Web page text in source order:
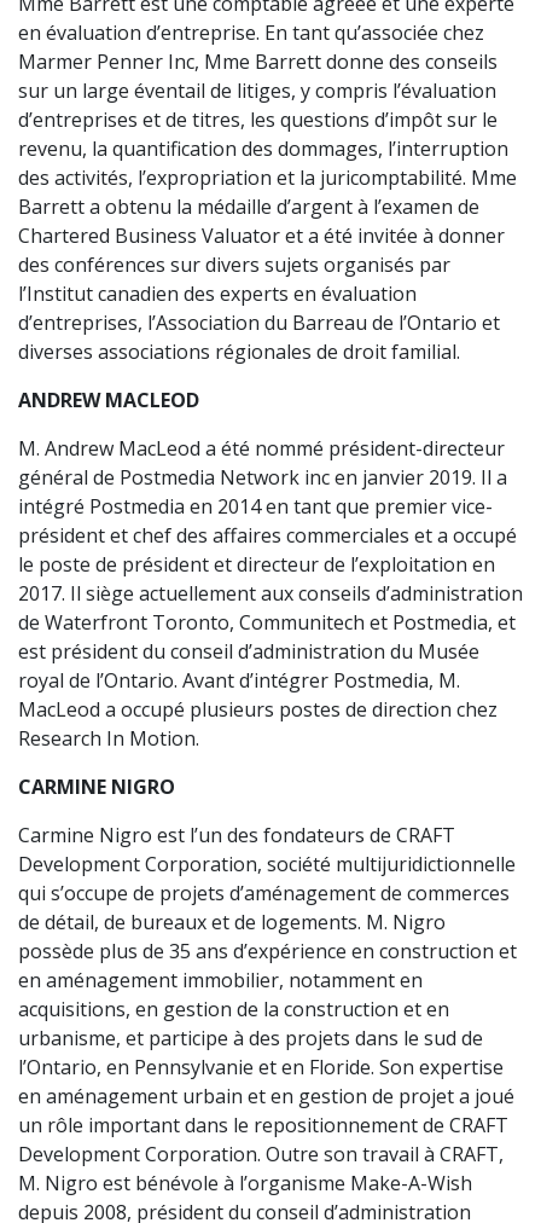
en évaluation d’entreprise. En tant qu’associée chez
Marmer Penner Inc, Mme Barrett donne des conseils
sur un large éventail de litiges, y compris l’évaluation
d’entreprises et de titres, les questions d’impôt sur le
revenu, la quantification des dommages, l’interruption
des activités, l’expropriation et la juricomptabilité. Mme
Barrett a obtenu la médaille d’argent à l’examen de
Chartered Business Valuator et a été invitée à donner
des conférences sur divers sujets organisés par
l’Institut canadien des experts en évaluation
d’entreprises, l’Association du Barreau de l’Ontario et
diverses associations régionales de droit familial.
ANDREW MACLEOD
M. Andrew MacLeod a été nommé président-directeur
général de Postmedia Network inc en janvier 2019. Il a
intégré Postmedia en 2014 en tant que premier vice-
président et chef des affaires commerciales et a occupé
le poste de président et directeur de l’exploitation en
2017. Il siège actuellement aux conseils d’administration
de Waterfront Toronto, Communitech et Postmedia, et
est président du conseil d’administration du Musée
royal de l’Ontario. Avant d’intégrer Postmedia, M.
MacLeod a occupé plusieurs postes de direction chez
Research In Motion.
CARMINE NIGRO
Carmine Nigro est l’un des fondateurs de CRAFT
Development Corporation, société multijuridictionnelle
qui s’occupe de projets d’aménagement de commerces
de détail, de bureaux et de logements. M. Nigro
possède plus de 35 ans d’expérience en construction et
en aménagement immobilier, notamment en
acquisitions, en gestion de la construction et en
urbanisme, et participe à des projets dans le sud de
l’Ontario, en Pennsylvanie et en Floride. Son expertise
en aménagement urbain et en gestion de projet a joué
un rôle important dans le repositionnement de CRAFT
Development Corporation. Outre son travail à CRAFT,
M. Nigro est bénévole à l’organisme Make-A-Wish
depuis 2008, président du conseil d’administration